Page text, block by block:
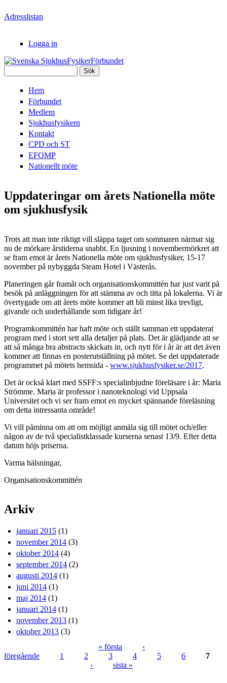
Adresslistan
Logga in
SjukhusFysikerFörbundet
Hem
Förbundet
Medlem
Sjukhusfysikern
Kontakt
CPD och ST
EFOMP
Nationellt möte
Uppdateringar om årets Nationella möte
om sjukhusfysik
Trots att man inte riktigt vill släppa taget om sommaren närmar sig
nu de mörkare årstiderna snabbt. En ljusning i novembermörkret att
se fram emot är årets Nationella möte om sjukhusfysiker, 15-17
november på nybyggda Steam Hotel i Västerås.
Planeringen går framåt och organisationskommittén har just varit på
besök på anläggningen för att stämma av och titta på lokalerna. Vi är
övertygade om att årets möte kommer att bli minst lika trevligt,
givande och underhållande som tidigare år!
Programkommittén har haft möte och ställt samman ett uppdaterat
program med i stort sett alla detaljer på plats. Det är glädjande att se
att så många bra abstracts skickats in, och nytt för i år är att det även
kommer att finnas en posterutställning på mötet. Se det uppdaterade
programmet på mötets hemsida - www.sjukhusfysiker.se/2017.
Det är också klart med SSFF:s specialinbjudne föreläsare i år: Maria
Strömme. Maria är professor i nanoteknologi vid Uppsala
Universitet och vi ser fram emot en mycket spännande föreläsning
om detta intressanta område!
Vi vill påminna om att om möjligt anmäla sig till mötet och/eller
någon av de två specialistklassade kurserna senast 13/9. Efter detta
datum höjs priserna.
Varma hälsningar,
Organisationskommittén
Arkiv
januari 2015 (1)
november 2014 (3)
oktober 2014 (4)
september 2014 (2)
augusti 2014 (1)
juni 2014 (1)
maj 2014 (1)
januari 2014 (1)
november 2013 (1)
oktober 2013 (3)
Sidor
« första
‹
föregående
1 2 3 4 5 6
7
›
sista »